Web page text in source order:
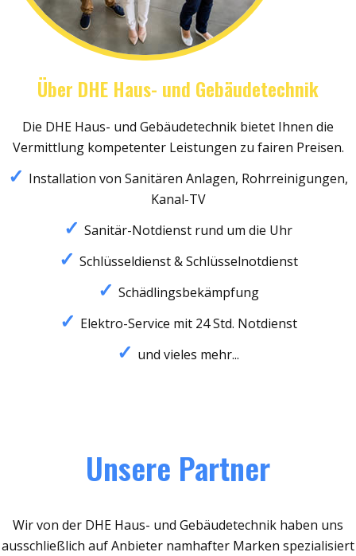
Über DHE Haus- und Gebäudetechnik
Die DHE Haus- und Gebäudetechnik bietet Ihnen die
Vermittlung kompetenter Leistungen zu fairen Preisen.
Installation von Sanitären Anlagen, Rohrreinigungen,
Kanal-TV
Sanitär-Notdienst rund um die Uhr
Schlüsseldienst & Schlüsselnotdienst
Schädlingsbekämpfung
Elektro-Service mit 24 Std. Notdienst
und vieles mehr...
Unsere Partner
Wir von der DHE Haus- und Gebäudetechnik haben uns
ausschließlich auf Anbieter namhafter Marken spezialisiert